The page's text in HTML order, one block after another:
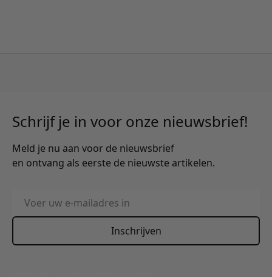
Schrijf je in voor onze nieuwsbrief!
Meld je nu aan voor de nieuwsbrief
en ontvang als eerste de nieuwste artikelen.
E-mailadres
Inschrijven